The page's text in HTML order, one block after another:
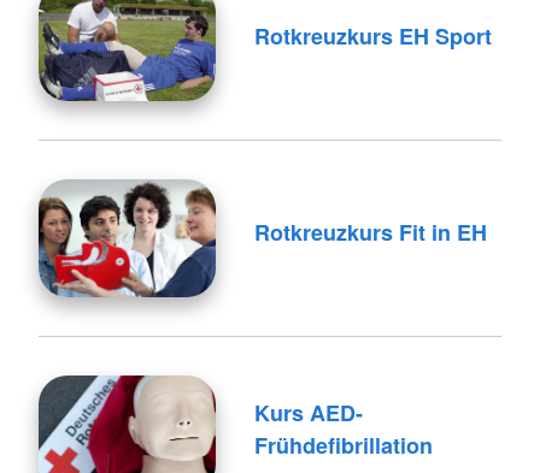
Rotkreuzkurs EH Sport
Rotkreuzkurs Fit in EH
Kurs AED-
Frühdefibrillation